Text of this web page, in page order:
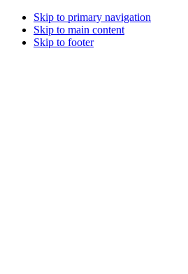
Skip to primary navigation
Skip to main content
Skip to footer